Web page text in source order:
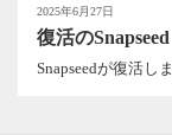
2025年6月27日
復活の
Snapseedが復活し